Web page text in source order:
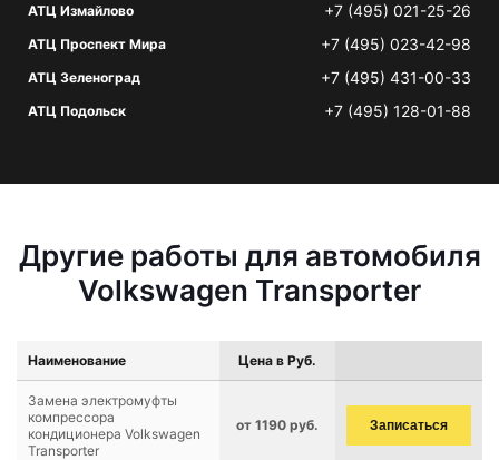
АТЦ Измайлово +7 (495) 021-25-26
АТЦ Проспект Мира +7 (495) 023-42-98
АТЦ Зеленоград +7 (495) 431-00-33
АТЦ Подольск +7 (495) 128-01-88
Другие работы для автомобиля
Volkswagen Transporter
Наименование Цена в Руб.
Замена электромуфты
компрессора
кондиционера Volkswagen
Transporter
от 1190 руб. Записаться